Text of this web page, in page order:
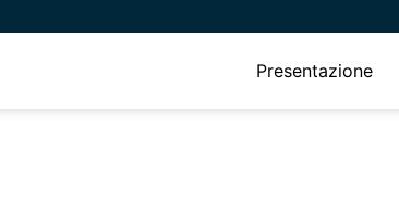
Presentazione